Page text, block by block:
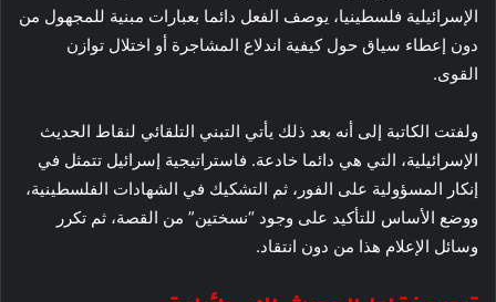
الإسرائيلية فلسطينيا، يوصف الفعل دائما بعبارات مبنية للمجهول من
دون إعطاء سياق حول كيفية اندلاع المشاجرة أو اختلال توازن
القوى.
ولفتت الكاتبة إلى أنه بعد ذلك يأتي التبني التلقائي لنقاط الحديث
الإسرائيلية، التي هي دائما خادعة. فاستراتيجية إسرائيل تتمثل في
إنكار المسؤولية على الفور، ثم التشكيك في الشهادات الفلسطينية،
ووضع الأساس للتأكيد على وجود “نسختين” من القصة، ثم تكرر
وسائل الإعلام هذا من دون انتقاد.